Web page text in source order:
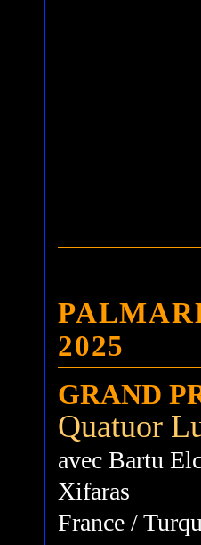
2025
GRAND
Quatuor
avec Bartu
Xifaras
France /